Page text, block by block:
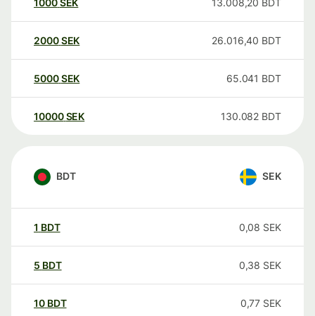
1000SEK 13.008,20 BDT
2000SEK 26.016,40 BDT
5000SEK 65.041 BDT
10000 SEK 130.082 BDT
BDT SEK
1 BDT 0,08 SEK
5 BDT 0,38 SEK
10 BDT 0,77 SEK